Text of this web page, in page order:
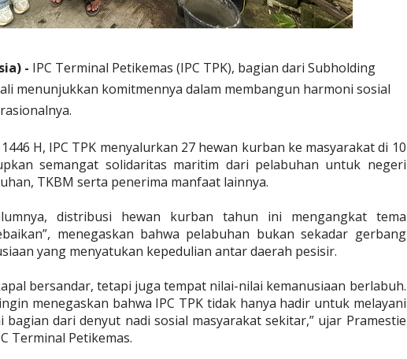
- IPC Terminal Petikemas (IPC TPK), bagian dari Subholding
menunjukkan komitmennya dalam membangun harmoni sosial
H, IPC TPK menyalurkan 27 hewan kurban ke masyarakat di 10
semangat solidaritas maritim dari pelabuhan untuk negeri
TKBM serta penerima manfaat lainnya.
distribusi hewan kurban tahun ini mengangkat tema
menegaskan bahwa pelabuhan bukan sekadar gerbang
yang menyatukan kepedulian antar daerah pesisir.
bersandar, tetapi juga tempat nilai-nilai kemanusiaan berlabuh.
menegaskan bahwa IPC TPK tidak hanya hadir untuk melayani
dari denyut nadi sosial masyarakat sekitar,” ujar Pramestie
Terminal Petikemas.